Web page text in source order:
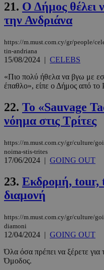
21. Ο Δήμος θέλει
την Ανδριάνα
https://m.must.com.cy/gr/people/
tin-andriana
15/08/2024 | CELEBS
«Πιο πολύ ήθελα να βγω με
έπαθλο», είπε ο Δήμος από
22. Το «Sauvage
νόημα στις Τρίτες
https://m.must.com.cy/gr/culture/
noima-stis-trites
17/06/2024 | GOING OUT
23. Εκδρομή, tour,
διαμονή
https://m.must.com.cy/gr/culture/
diamoni
12/04/2024 | GOING OUT
Όλα όσα πρέπει να ξέρετε για
Όμοδος.
__cf_bm
Privacy Policy